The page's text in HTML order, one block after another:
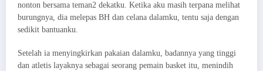
nonton bersama teman2 dekatku. Ketika aku masih terpana melihat
burungnya, dia melepas BH dan celana dalamku, tentu saja dengan
sedikit bantuanku.
Setelah ia menyingkirkan pakaian dalamku, badannya yang tinggi
dan atletis layaknya sebagai seorang pemain basket itu, menindih